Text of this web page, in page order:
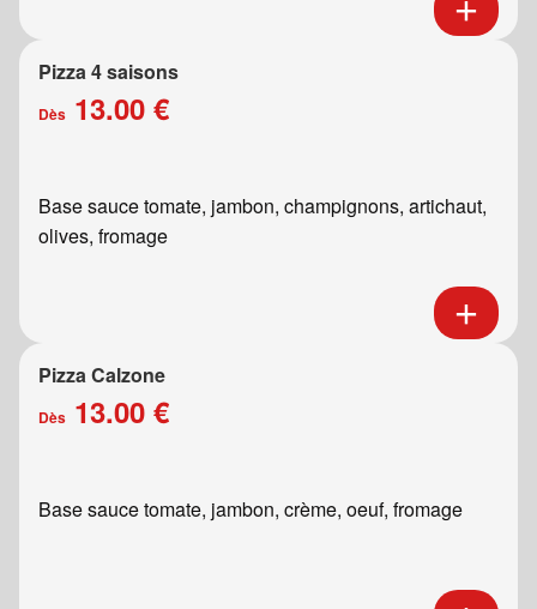
Pizza 4 saisons
Dès 13.00 €
Base sauce tomate, jambon, champignons, artichaut,
olives, fromage
Pizza Calzone
Dès 13.00 €
Base sauce tomate, jambon, crème, oeuf, fromage